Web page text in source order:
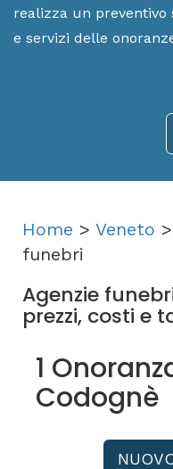
realizza un preventivo
e servizi delle
Home > Veneto >
funebri
Agenzie
prezzi, costi e
1
Codognè